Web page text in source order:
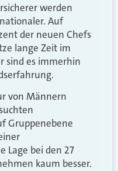
werden
Auf
der neuen Chefs
lange Zeit im
sind es immerhin
von Männern
Gruppenebene
Lage bei den 27
kaum besser.